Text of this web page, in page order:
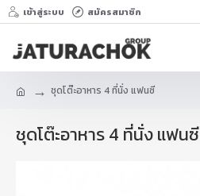
เข้าสู่ระบบ สมัครสมาชิก
ชุดโต๊ะอาหาร 4 ที่นั่ง แฟนซี
ชุดโต๊ะอาหาร 4 ที่นั่ง แฟนซี